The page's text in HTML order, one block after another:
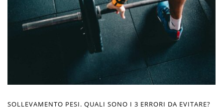
SOLLEVAMENTO PESI. QUALI SONO I 3 ERRORI DA EVITARE?